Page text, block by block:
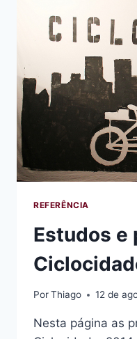
REFERÊNCIA
Estudos e
PorThiago 12 de
Nesta página as